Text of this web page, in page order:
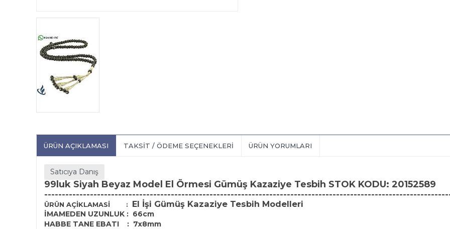
ÜRÜN AÇIKLAMASI TAKSIT / ÖDEME SEÇENEKLERI ÜRÜN YORUMLARI
Satıcıya Danış
99luk Siyah Beyaz Model El Örmesi Gümüş Kazaziye Tesbih STOK KODU: 20152589
ÜRÜN AÇİKLAMASİ : El İşi Gümüş Kazaziye Tesbih Modelleri
İMAMEDEN UZUNLUK : 66cm
HABBE TANE EBATI : 7x8mm